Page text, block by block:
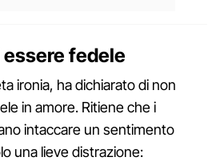
fedele
ironia, ha dichiarato di non
in amore. Ritiene che i
intaccare un sentimento
una lieve distrazione: